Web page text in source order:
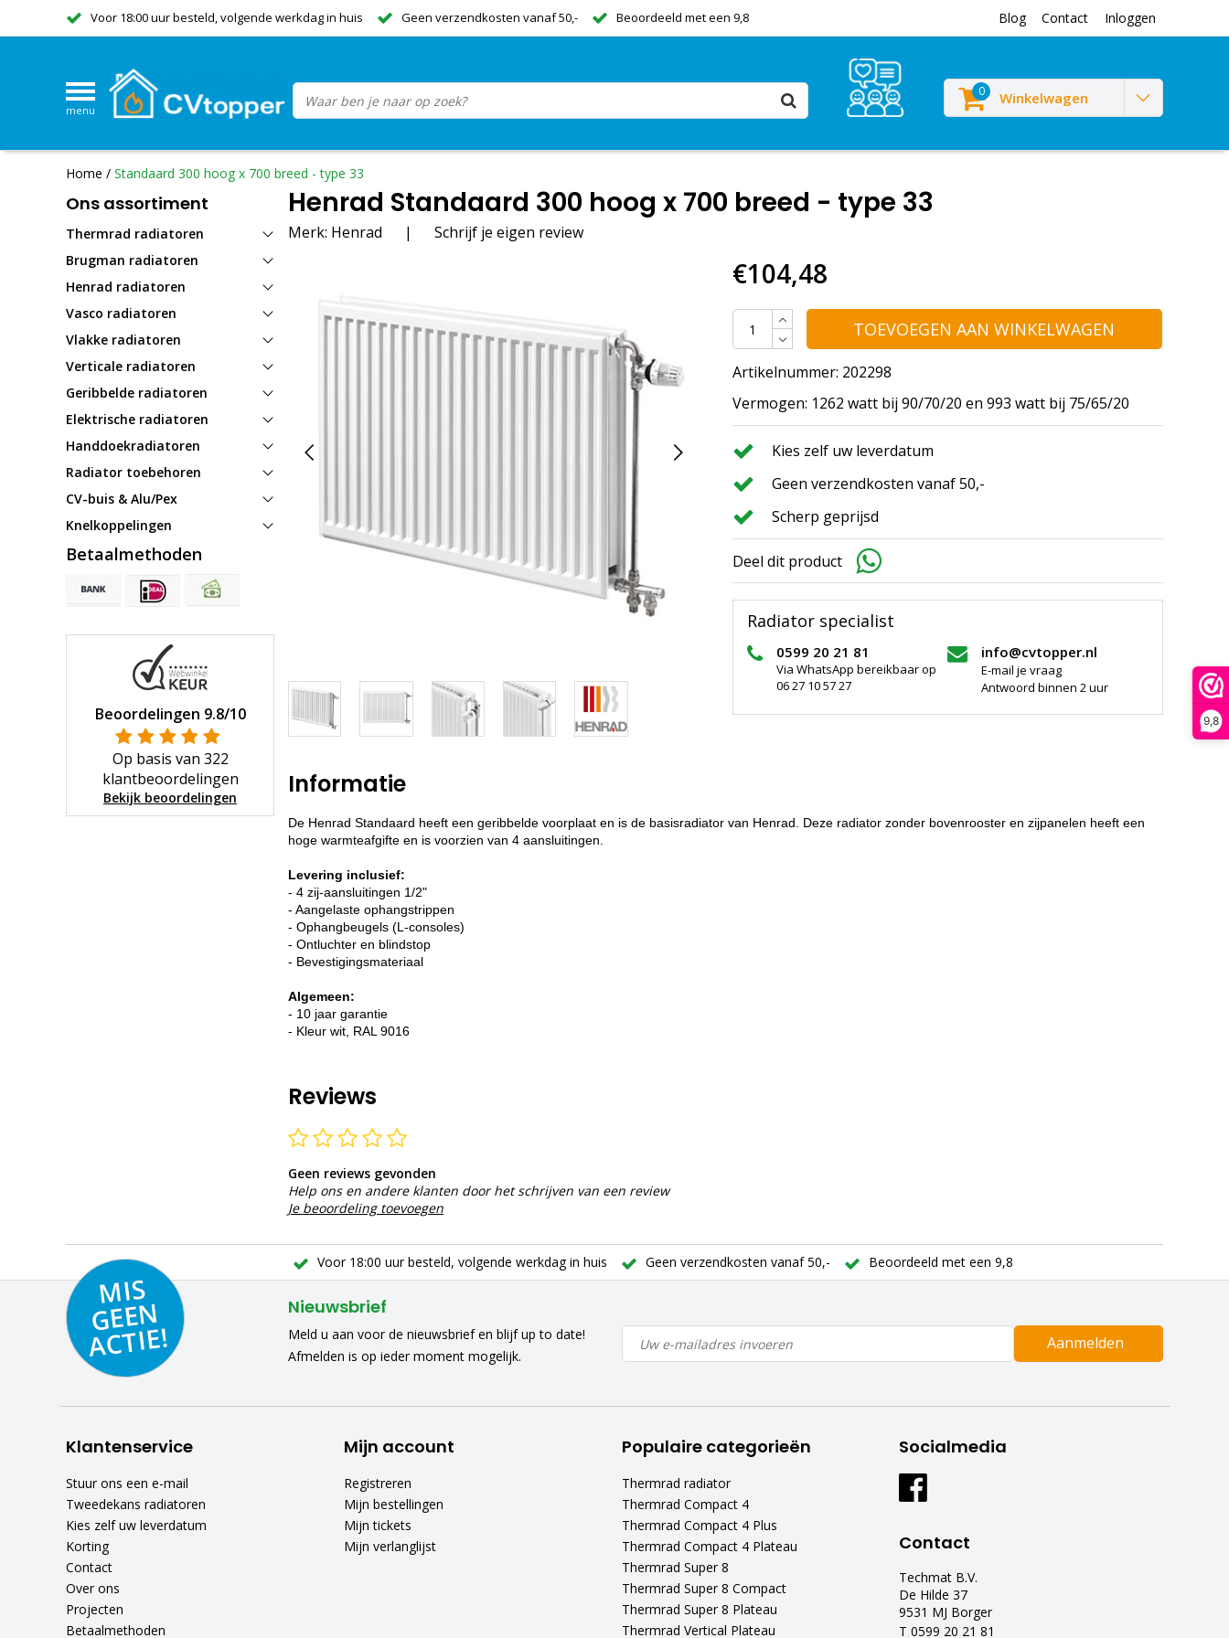
9,8
Voor 18:00 uur besteld, volgende werkdag in huis Geen verzendkosten vanaf 50,- Beoordeeld met een 9,8 Blog Contact Inloggen
menu
0 Winkelwagen
Home / Standaard 300 hoog x 700 breed - type 33
Ons assortiment
Thermrad radiatoren
Brugman radiatoren
Henrad radiatoren
Vasco radiatoren
Vlakke radiatoren
Verticale radiatoren
Geribbelde radiatoren
Elektrische radiatoren
Handdoekradiatoren
Radiator toebehoren
CV-buis & Alu/Pex
Knelkoppelingen
Betaalmethoden
Beoordelingen 9.8/10
Op basis van 322
klantbeoordelingen
Bekijk beoordelingen
Henrad Standaard 300 hoog x 700 breed - type 33
Merk: Henrad | Schrijf je eigen review
€104,48
TOEVOEGEN AAN WINKELWAGEN
Artikelnummer: 202298
Vermogen: 1262 watt bij 90/70/20 en 993 watt bij 75/65/20
Kies zelf uw leverdatum
Geen verzendkosten vanaf 50,-
Scherp geprijsd
Deel dit product
Radiator specialist
0599 20 21 81
Via WhatsApp bereikbaar op
06 27 10 57 27
info@cvtopper.nl
E-mail je vraag
Antwoord binnen 2 uur
Informatie
De Henrad Standaard heeft een geribbelde voorplaat en is de basisradiator van Henrad. Deze radiator zonder bovenrooster en zijpanelen heeft een
hoge warmteafgifte en is voorzien van 4 aansluitingen.
Levering inclusief:
- 4 zij-aansluitingen 1/2"
- Aangelaste ophangstrippen
- Ophangbeugels (L-consoles)
- Ontluchter en blindstop
- Bevestigingsmateriaal
Algemeen:
- 10 jaar garantie
- Kleur wit, RAL 9016
Reviews
Geen reviews gevonden
Help ons en andere klanten door het schrijven van een review
Je beoordeling toevoegen
Voor 18:00 uur besteld, volgende werkdag in huis Geen verzendkosten vanaf 50,- Beoordeeld met een 9,8
MIS
GEE
N
A
C
TIE!
Nieuwsbrief
Meld u aan voor de nieuwsbrief en blijf up to date!
Afmelden is op ieder moment mogelijk.
Aanmelden
Klantenservice
Stuur ons een e-mail
Tweedekans radiatoren
Kies zelf uw leverdatum
Korting
Contact
Over ons
Projecten
Betaalmethoden
Mijn account
Registreren
Mijn bestellingen
Mijn tickets
Mijn verlanglijst
Populaire categorieën
Thermrad radiator
Thermrad Compact 4
Thermrad Compact 4 Plus
Thermrad Compact 4 Plateau
Thermrad Super 8
Thermrad Super 8 Compact
Thermrad Super 8 Plateau
Thermrad Vertical Plateau
Socialmedia
Contact
Techmat B.V.
De Hilde 37
9531 MJ Borger
T 0599 20 21 81